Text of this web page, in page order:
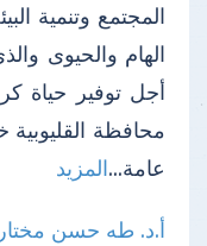
المجتمع وتنمية
الهام والحيوى
أجل توفير حياة
محافظة
عامة...المزيد
أ.د. طه حسن